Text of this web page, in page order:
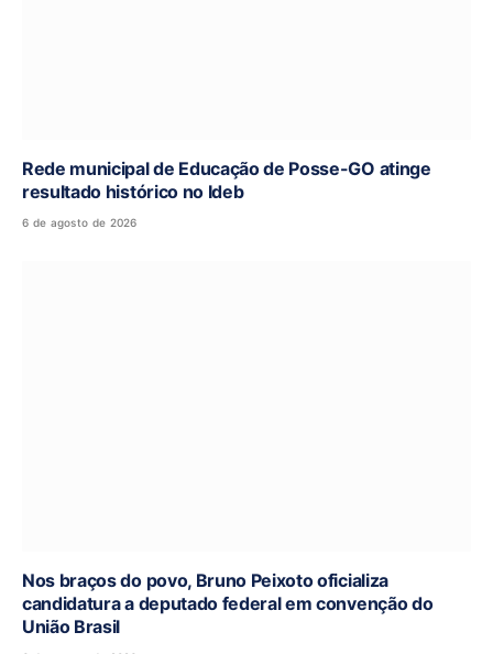
Rede municipal de Educação de Posse-GO atinge
resultado histórico no Ideb
6 de agosto de 2026
Nos braços do povo, Bruno Peixoto oficializa
candidatura a deputado federal em convenção do
União Brasil